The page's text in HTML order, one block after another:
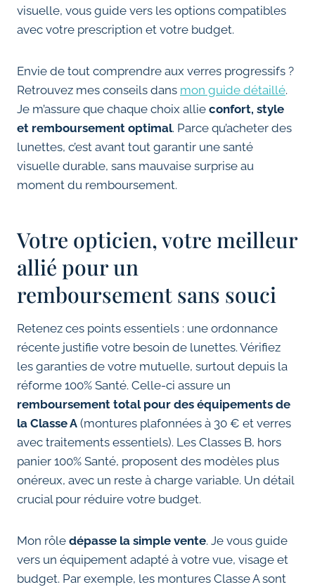
visuelle, vous guide vers les options compatibles
avec votre prescription et votre budget.
Envie de tout comprendre aux verres progressifs ?
Retrouvez mes conseils dans mon guide détaillé.
Je m’assure que chaque choix allie confort, style
et remboursement optimal. Parce qu’acheter des
lunettes, c’est avant tout garantir une santé
visuelle durable, sans mauvaise surprise au
moment du remboursement.
Votre opticien, votre meilleur
allié pour un
remboursement sans souci
Retenez ces points essentiels : une ordonnance
récente justifie votre besoin de lunettes. Vérifiez
les garanties de votre mutuelle, surtout depuis la
réforme 100% Santé. Celle-ci assure un
remboursement total pour des équipements de
la Classe A (montures plafonnées à 30 € et verres
avec traitements essentiels). Les Classes B, hors
panier 100% Santé, proposent des modèles plus
onéreux, avec un reste à charge variable. Un détail
crucial pour réduire votre budget.
Mon rôle dépasse la simple vente. Je vous guide
vers un équipement adapté à votre vue, visage et
budget. Par exemple, les montures Classe A sont